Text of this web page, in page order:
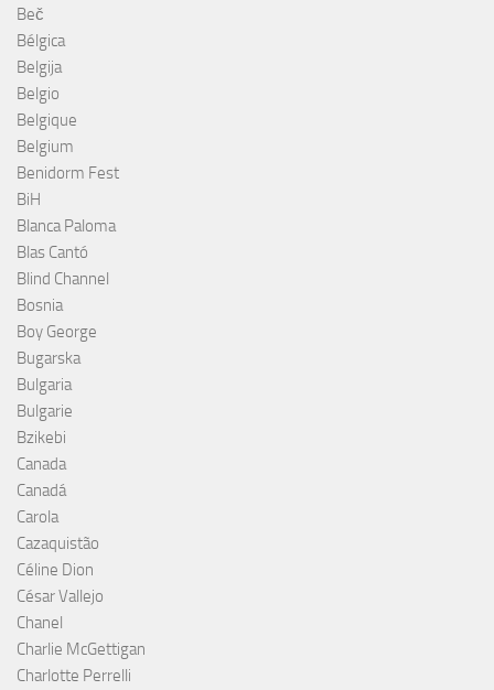
Beč
Bélgica
Belgija
Belgio
Belgique
Belgium
Benidorm Fest
BiH
Blanca Paloma
Blas Cantó
Blind Channel
Bosnia
Boy George
Bugarska
Bulgaria
Bulgarie
Bzikebi
Canada
Canadá
Carola
Cazaquistão
Céline Dion
César Vallejo
Chanel
Charlie McGettigan
Charlotte Perrelli